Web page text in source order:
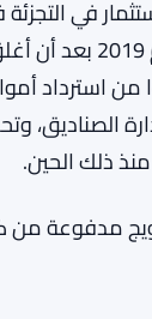
في التجزئة